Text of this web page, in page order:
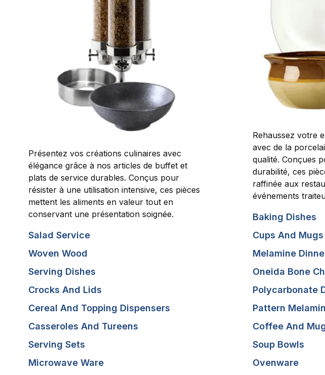
Présentez vos créations culinaires avec
élégance grâce à nos articles de buffet et
plats de service durables. Conçus pour
résister à une utilisation intensive, ces pièces
mettent les aliments en valeur tout en
conservant une présentation soignée.
Salad Service
Woven Wood
Serving Dishes
Crocks And Lids
Cereal And Topping Dispensers
Casseroles And Tureens
Serving Sets
Microwave Ware
Rehaussez votre
avec de la
qualité. Conçues
durabilité, ces
raffinée aux
événements
Baking Dishes
Cups And Mugs
Melamine
Oneida Bone
Polycarbonate
Pattern
Coffee And
Soup Bowls
Ovenware